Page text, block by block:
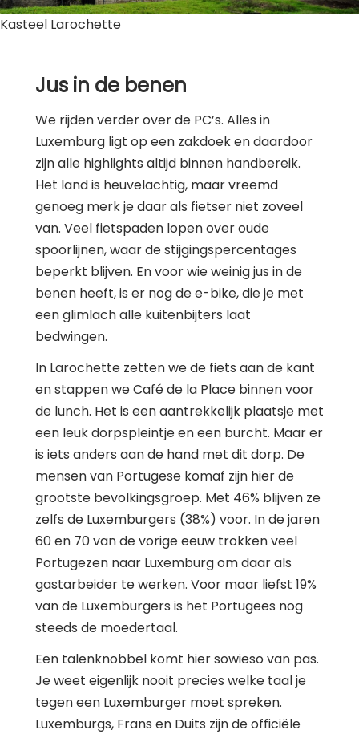
Kasteel Larochette
Jus in de benen
We rijden verder over de PC’s. Alles in
Luxemburg ligt op een zakdoek en daardoor
zijn alle highlights altijd binnen handbereik.
Het land is heuvelachtig, maar vreemd
genoeg merk je daar als fietser niet zoveel
van. Veel fietspaden lopen over oude
spoorlijnen, waar de stijgingspercentages
beperkt blijven. En voor wie weinig jus in de
benen heeft, is er nog de e-bike, die je met
een glimlach alle kuitenbijters laat
bedwingen.
In Larochette zetten we de fiets aan de kant
en stappen we Café de la Place binnen voor
de lunch. Het is een aantrekkelijk plaatsje met
een leuk dorpspleintje en een burcht. Maar er
is iets anders aan de hand met dit dorp. De
mensen van Portugese komaf zijn hier de
grootste bevolkingsgroep. Met 46% blijven ze
zelfs de Luxemburgers (38%) voor. In de jaren
60 en 70 van de vorige eeuw trokken veel
Portugezen naar Luxemburg om daar als
gastarbeider te werken. Voor maar liefst 19%
van de Luxemburgers is het Portugees nog
steeds de moedertaal.
Een talenknobbel komt hier sowieso van pas.
Je weet eigenlijk nooit precies welke taal je
tegen een Luxemburger moet spreken.
Luxemburgs, Frans en Duits zijn de officiële